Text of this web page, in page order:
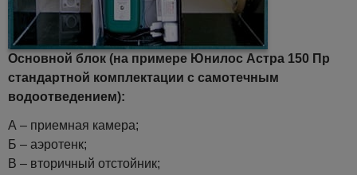
Основной блок (на примере Юнилос Астра 150 Пр
стандартной комплектации с самотечным
водоотведением):
А – приемная камера;
Б – аэротенк;
В – вторичный отстойник;